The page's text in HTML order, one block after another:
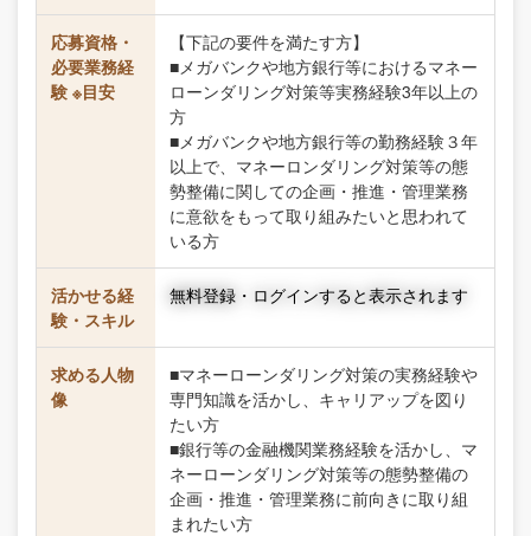
応募資格・
必要業務経
験 ※目安
【下記の要件を満たす方】
■メガバンクや地方銀行等におけるマネー
ローンダリング対策等実務経験3年以上の
方
■メガバンクや地方銀行等の勤務経験３年
以上で、マネーロンダリング対策等の態
勢整備に関しての企画・推進・管理業務
に意欲をもって取り組みたいと思われて
いる方
活かせる経
験・スキル
無料登録・ログインすると表示されます
求める人物
像
■マネーローンダリング対策の実務経験や
専門知識を活かし、キャリアップを図り
たい方
■銀行等の金融機関業務経験を活かし、マ
ネーローンダリング対策等の態勢整備の
企画・推進・管理業務に前向きに取り組
まれたい方